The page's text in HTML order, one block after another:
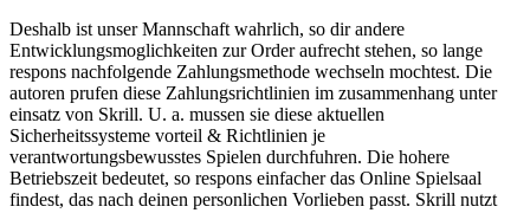
Deshalb ist unser Mannschaft wahrlich, so dir andere
Entwicklungsmoglichkeiten zur Order aufrecht stehen, so lange
respons nachfolgende Zahlungsmethode wechseln mochtest. Die
autoren prufen diese Zahlungsrichtlinien im zusammenhang unter
einsatz von Skrill. U. a. mussen sie diese aktuellen
Sicherheitssysteme vorteil & Richtlinien je
verantwortungsbewusstes Spielen durchfuhren. Die hohere
Betriebszeit bedeutet, so respons einfacher das Online Spielsaal
findest, das nach deinen personlichen Vorlieben passt. Skrill nutzt